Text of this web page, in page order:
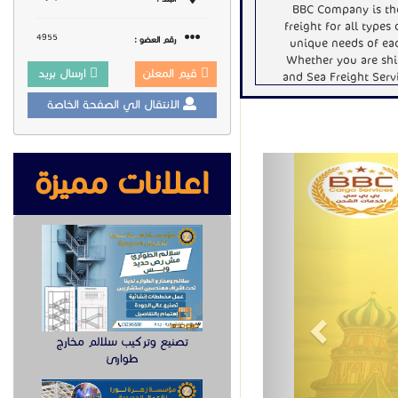
BBC Company is
freight for all types
unique needs of
Whether you are
and Sea Freight
• Packaging and
• Tracking and
• Insurance: We
Our commitment to
and individuals
delivered directly
Choose BBC Air and
Dubai to Russia.
رقم العضو : 4955
قيم المعلن ارسال بريد
الانتقال الي الصفحة الخاصة
اعلانات مميزة
تصنيع وتركيب سلالم مخارج
طوارئ